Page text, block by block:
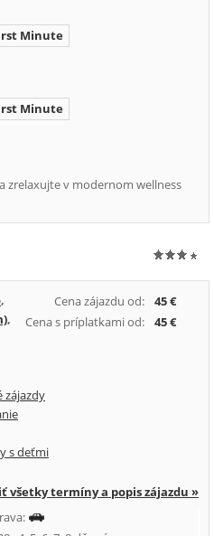
Minute
Minute
zrelaxujte v modernom wellness
Cena zájazdu od:
45 €
Cena s príplatkami od:
45 €
,
,
zájazdy
s deťmi
všetky termíny a popis zájazdu »